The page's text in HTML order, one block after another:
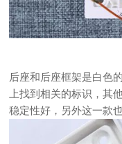
后座和后座框架是白色
上找到相关的标识，其
稳定性好，另外这一款